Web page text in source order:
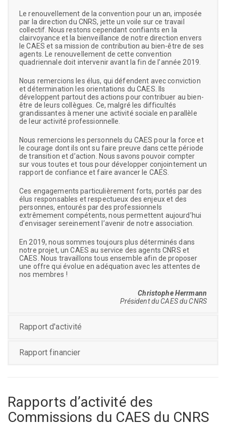
Le renouvellement de la convention pour un an, imposée
par la direction du CNRS, jette un voile sur ce travail
collectif. Nous restons cependant confiants en la
clairvoyance et la bienveillance de notre direction envers
le CAES et sa mission de contribution au bien-être de ses
agents. Le renouvellement de cette convention
quadriennale doit intervenir avant la fin de l’année 2019.
Nous remercions les élus, qui défendent avec conviction
et détermination les orientations du CAES. Ils
développent partout des actions pour contribuer au bien-
être de leurs collègues. Ce, malgré les difficultés
grandissantes à mener une activité sociale en parallèle
de leur activité professionnelle.
Nous remercions les personnels du CAES pour la force et
le courage dont ils ont su faire preuve dans cette période
de transition et d’action. Nous savons pouvoir compter
sur vous toutes et tous pour développer conjointement un
rapport de confiance et faire avancer le CAES.
Ces engagements particulièrement forts, portés par des
élus responsables et respectueux des enjeux et des
personnes, entourés par des professionnels
extrêmement compétents, nous permettent aujourd’hui
d’envisager sereinement l’avenir de notre association.
En 2019, nous sommes toujours plus déterminés dans
notre projet, un CAES au service des agents CNRS et
CAES. Nous travaillons tous ensemble afin de proposer
une offre qui évolue en adéquation avec les attentes de
nos membres !
Christophe Herrmann
Président du CAES du CNRS
Rapport d'activité
Rapport financier
Rapports d’activité des
Commissions du CAES du CNRS